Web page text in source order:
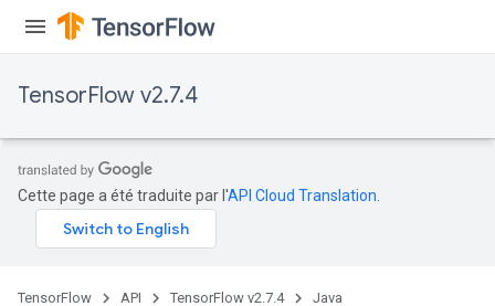
TensorFlow v2.7.4
Cette page a été traduite par l'API Cloud Translation
TensorFlow API TensorFlow v2.7.4 Java